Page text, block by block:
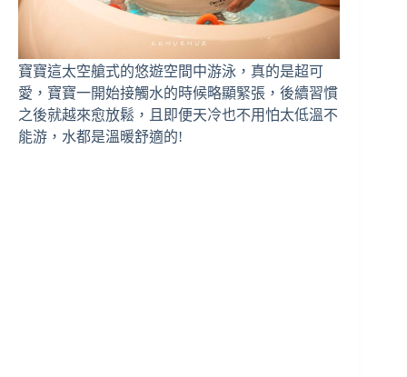
寶寶這太空艙式的悠遊空間中游泳，真的是超可
愛，寶寶一開始接觸水的時候略顯緊張，後續習慣
之後就越來愈放鬆，且即便天冷也不用怕太低溫不
能游，水都是溫暖舒適的!